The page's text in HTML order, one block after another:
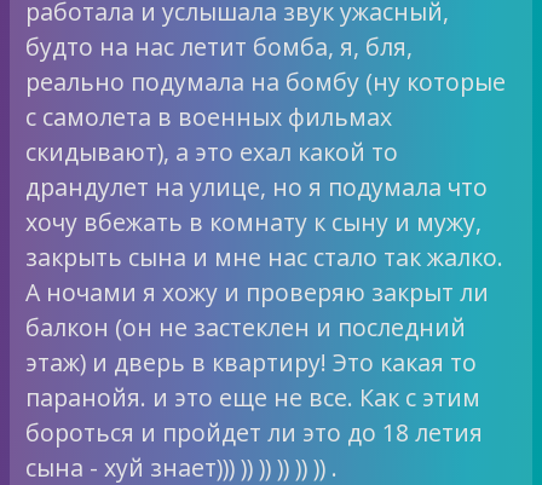
работала и услышала звук ужасный,
будто на нас летит бомба, я, бля,
реально подумала на бомбу (ну которые
с самолета в военных фильмах
скидывают), а это ехал какой то
драндулет на улице, но я подумала что
хочу вбежать в комнату к сыну и мужу,
закрыть сына и мне нас стало так жалко.
А ночами я хожу и проверяю закрыт ли
балкон (он не застеклен и последний
этаж) и дверь в квартиру! Это какая то
паранойя. и это еще не все. Как с этим
бороться и пройдет ли это до 18 летия
сына - хуй знает))) )) )) )) )) )) .